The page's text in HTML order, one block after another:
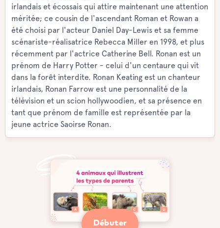
irlandais et écossais qui attire maintenant une attention
méritée; ce cousin de l'ascendant Roman et Rowan a
été choisi par l'acteur Daniel Day-Lewis et sa femme
scénariste-réalisatrice Rebecca Miller en 1998, et plus
récemment par l'actrice Catherine Bell. Ronan est un
prénom de Harry Potter - celui d'un centaure qui vit
dans la forêt interdite. Ronan Keating est un chanteur
irlandais, Ronan Farrow est une personnalité de la
télévision et un scion hollywoodien, et sa présence en
tant que prénom de famille est représentée par la
jeune actrice Saoirse Ronan.
Débuter